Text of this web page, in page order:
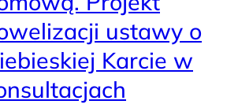
ustawy o
Karcie w